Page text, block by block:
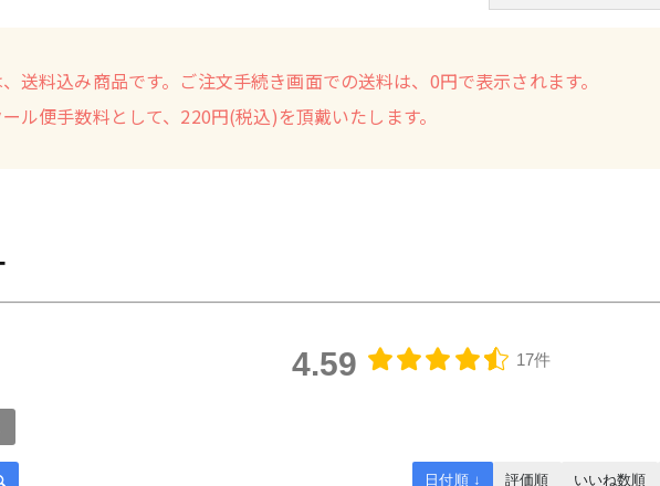
送料込み商品です。ご注文手続き画面での送料は、0円で表示されます。
ル便手数料として、220円(税込)を頂戴いたします。
4.59 17件
日付順 ↓ 評価順 いいね数順